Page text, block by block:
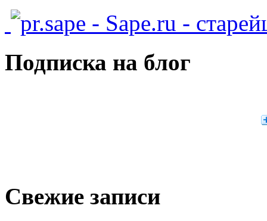
- Sape.ru -
Подписка на блог
Свежие записи